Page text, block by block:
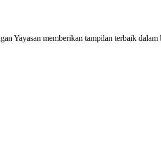
Yayasan memberikan tampilan terbaik